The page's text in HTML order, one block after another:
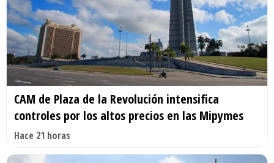
CAM de Plaza de la Revolución intensifica
controles por los altos precios en las Mipymes
Hace 21 horas